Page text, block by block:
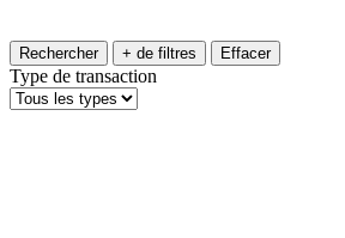
Rechercher + de filtres Effacer
Type de transaction